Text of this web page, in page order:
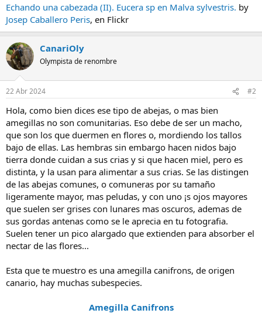
Echando una cabezada (II). Eucera sp en Malva sylvestris. by
Josep Caballero Peris, en Flickr
CanariOly
Olympista de renombre
22 Abr 2024 #2
Hola, como bien dices ese tipo de abejas, o mas bien
amegillas no son comunitarias. Eso debe de ser un macho,
que son los que duermen en flores o, mordiendo los tallos
bajo de ellas. Las hembras sin embargo hacen nidos bajo
tierra donde cuidan a sus crias y si que hacen miel, pero es
distinta, y la usan para alimentar a sus crias. Se las distingen
de las abejas comunes, o comuneras por su tamaño
ligeramente mayor, mas peludas, y con uno ¡s ojos mayores
que suelen ser grises con lunares mas oscuros, ademas de
sus gordas antenas como se le aprecia en tu fotografia.
Suelen tener un pico alargado que extienden para absorber el
nectar de las flores...
Esta que te muestro es una amegilla canifrons, de origen
canario, hay muchas subespecies.
Amegilla Canifrons